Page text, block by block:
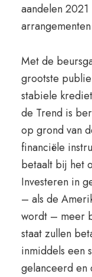
aandelen
Met de
grootste
stabiele
de Trend is
op grond van
financiële
betaalt bij het
Investeren in
– als de
wordt – meer
staat zullen
inmiddels een
gelanceerd en